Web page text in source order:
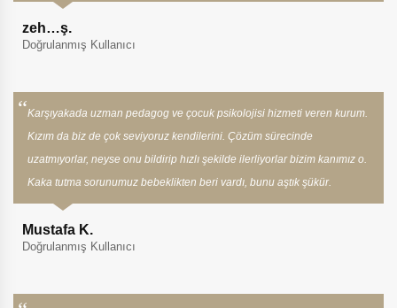
zeh…ş.
Doğrulanmış Kullanıcı
Karşıyakada uzman pedagog ve çocuk psikolojisi hizmeti veren kurum.
Kızım da biz de çok seviyoruz kendilerini. Çözüm sürecinde
uzatmıyorlar, neyse onu bildirip hızlı şekilde ilerliyorlar bizim kanımız o.
Kaka tutma sorunumuz bebeklikten beri vardı, bunu aştık şükür.
Mustafa K.
Doğrulanmış Kullanıcı